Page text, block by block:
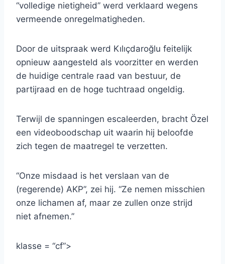
“volledige nietigheid” werd verklaard wegens
vermeende onregelmatigheden.
Door de uitspraak werd Kılıçdaroğlu feitelijk
opnieuw aangesteld als voorzitter en werden
de huidige centrale raad van bestuur, de
partijraad en de hoge tuchtraad ongeldig.
Terwijl de spanningen escaleerden, bracht Özel
een videoboodschap uit waarin hij beloofde
zich tegen de maatregel te verzetten.
“Onze misdaad is het verslaan van de
(regerende) AKP”, zei hij. “Ze nemen misschien
onze lichamen af, maar ze zullen onze strijd
niet afnemen.”
klasse = “cf”>